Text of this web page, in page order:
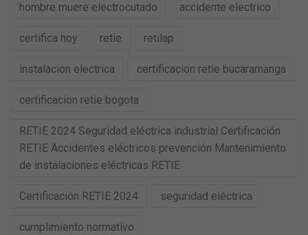
hombre muere electrocutado accidente electrico
certifica hoy retie retilap
instalacion electrica certificacion retie bucaramanga
certificacion retie bogota
RETIE 2024 Seguridad eléctrica industrial Certificación
RETIE Accidentes eléctricos prevención Mantenimiento
de instalaciones eléctricas RETIE
Certificación RETIE 2024 seguridad eléctrica
cumplimiento normativo